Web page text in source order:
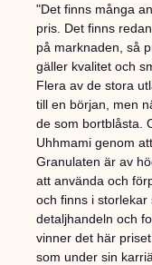
"Det finns många
pris. Det finns
på marknaden, så
gäller kvalitet och
Flera av de stora
till en början, men
de som bortblåsta.
Uhhmami genom
Granulaten är av
att använda och
och finns i
detaljhandeln och
vinner det här
som under sin